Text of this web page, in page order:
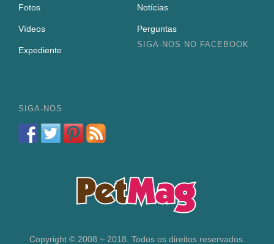
Fotos Notícias
Vídeos Perguntas
Expediente
SIGA-NOS NO FACEBOOK
SIGA-NOS
Copyright © 2008 ~ 2018. Todos os direitos reservados.